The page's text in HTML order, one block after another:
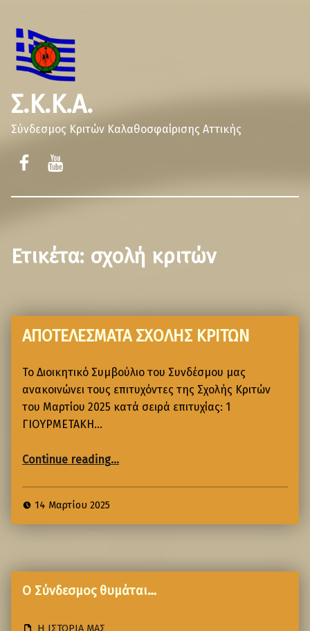
Σ.Κ.Κ.Α.
Σύνδεσμος Κριτών Καλαθοσφαίρισης Αττικής
Ετικέτα: σχολή κριτών
ΑΠΟΤΕΛΕΣΜΑΤΑ ΣΧΟΛΗΣ ΚΡΙΤΩΝ
Το Διοικητικό Συμβούλιο του Συνδέσμου μας
ανακοινώνει τους επιτυχόντες της Σχολής Κριτών
του Μαρτίου 2025 κατά σειρά επιτυχίας: 1
ΓΙΟΥΡΜΕΤΑΚΗ…
Continue reading…
14 Μαρτίου 2025
Α
Ο Σύνδεσμος θυμάται…